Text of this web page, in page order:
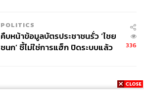
POLITICS
คืบหน้าข้อมูลบัตรประชาชนรั่ว ‘ไชย
ชนก’ ชี้ไม่ใช่การแฮ็ก ปิดระบบแล้ว
336